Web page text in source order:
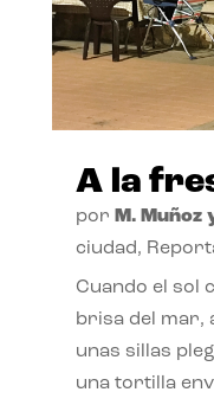
A la
por M. Muñoz
ciudad,
Cuando el sol
brisa del mar,
unas sillas
una tortilla